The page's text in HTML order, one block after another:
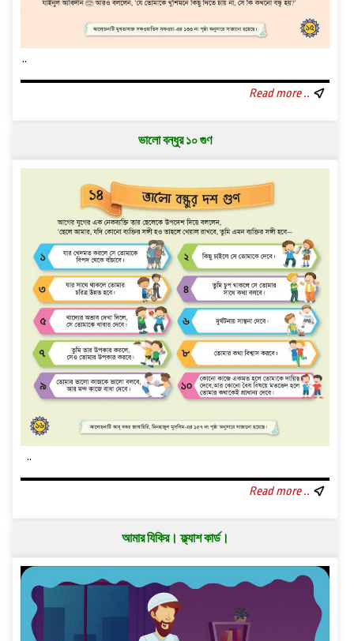
..
Read more ..
ভালো বন্ধুর ১০ গুণ
..
Read more ..
আমার ‍যিকির। ফ্ল্যাশ কার্ড।